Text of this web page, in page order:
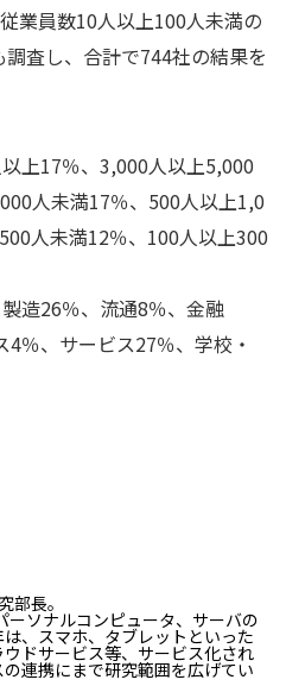
業員数10人以上100人未満の
調査し、合計で744社の結果を
上17％、 3,000人以上5,000
人未満17％、 500人以上1,0
500人未満12％、 100人以上300
造26％、流通8％、金融
4％、サービス27％、学校・
長。
ソナルコンピュータ、サーバの
、スマホ、タブレットといった
ドサービス等、サービス化され
連携にまで研究範囲を広げてい